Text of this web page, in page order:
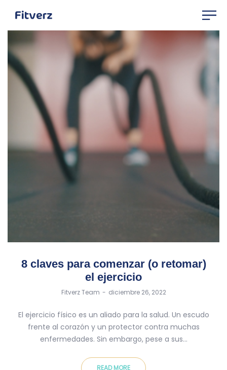
8 claves para comenzar (o retomar)
el ejercicio
by
Fitverz Team diciembre 26, 2022
El ejercicio físico es un aliado para la salud. Un escudo
frente al corazón y un protector contra muchas
enfermedades. Sin embargo, pese a sus…
READ MORE